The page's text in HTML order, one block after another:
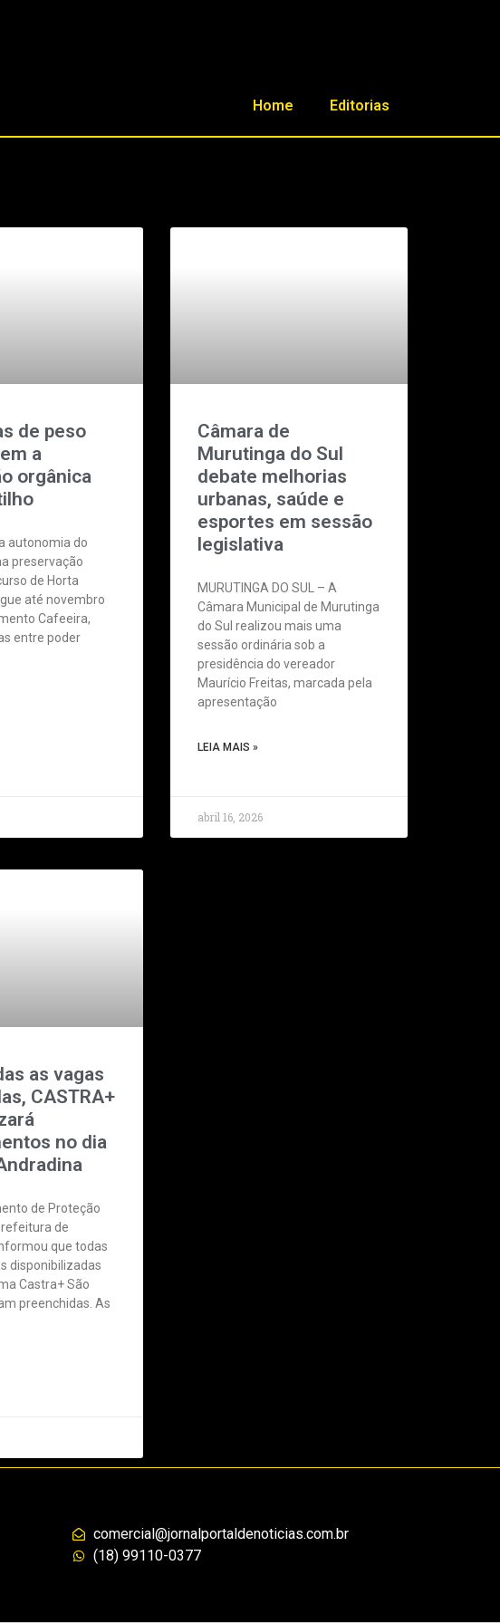
Home Editorias
de peso
a
orgânica
autonomia do
preservação
de Horta
até novembro
Cafeeira,
entre poder
Câmara de
Murutinga do Sul
debate melhorias
urbanas, saúde e
esportes em sessão
legislativa
MURUTINGA DO SUL – A
Câmara Municipal de Murutinga
do Sul realizou mais uma
sessão ordinária sob a
presidência do vereador
Maurício Freitas, marcada pela
apresentação
LEIA MAIS »
abril 16, 2026
as vagas
CASTRA+
no dia
de Proteção
de
que todas
disponibilizadas
Castra+ São
preenchidas. As
comercial@jornalportaldenoticias.com.br
(18) 99110-0377